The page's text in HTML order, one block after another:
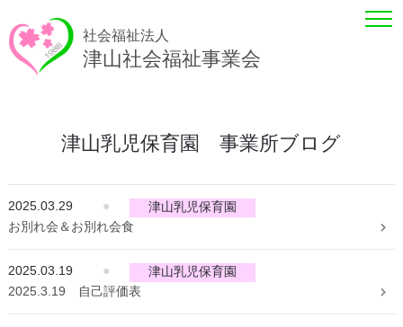
社会福祉法人
津山社会福祉事業会
津山乳児保育園 事業所ブログ
2025.03.29 ●
津山乳児保育園
お別れ会＆お別れ会食
2025.03.19 ●
津山乳児保育園
2025.3.19 自己評価表